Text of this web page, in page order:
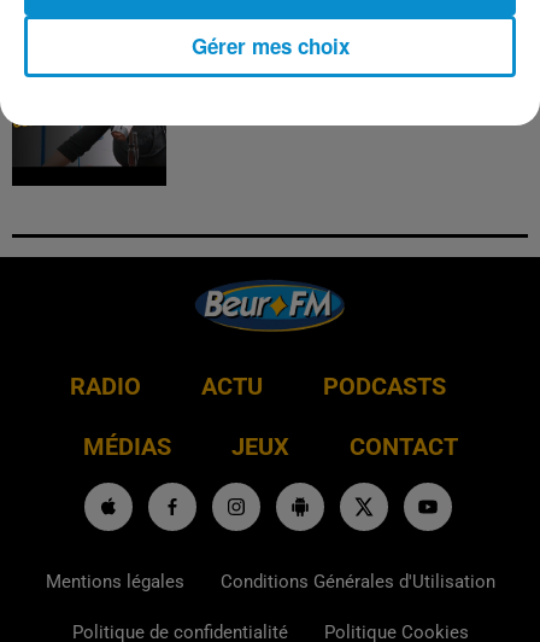
[La Matinale] Jamila Zeghoudi,
journaliste : "j’ai toujours...
RADIO ACTU PODCASTS
MÉDIAS JEUX CONTACT
Mentions légales Conditions Générales d'Utilisation
Politique de confidentialité Politique Cookies
Gérer mes choix